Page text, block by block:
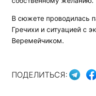
В сюжете проводилась
Гречихи и ситуацией с
Веремейчиком.
ПОДЕЛИТЬСЯ: